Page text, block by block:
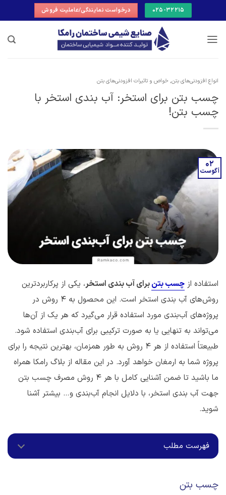
to
025-32215 درخواست نمایندگی/عاملیت فروش
انواع افزودنی‌های بتن, خواص و تاثیرات افزودنی‌های بتن
چسب بتن برای استخر: آب بندی استخر با
چسب بتن!
02
آگوست
استفاده از چسب بتنبرای آب بندی استخر، یکی از پرکاربردترین
روش‌های آب بندی استخر است. این محصول به 4 روش در
پروژه‌های آب‌بندی مورد استفاده قرار می‌گیرد که هر یک از آن‌ها
می‌تواند به تنهایی یا به صورت ترکیبی برای آب‌بندی استفاده شود.
طبیعتاً استفاده از هر 4 روش به طور همزمان، بهترین نتیجه را برای
پروژه شما به ارمغان خواهد آورد. در این مقاله از بلاگ رامکا همراه
ما باشید تا ضمن آشنایی کامل با هر 4 روش مصرف چسب بتن
جهت آب بندی استخر، با دلایل انجام آب‌بندی و… بیشتر آشنا
شوید.
فهرست مطلب
چسب بتن